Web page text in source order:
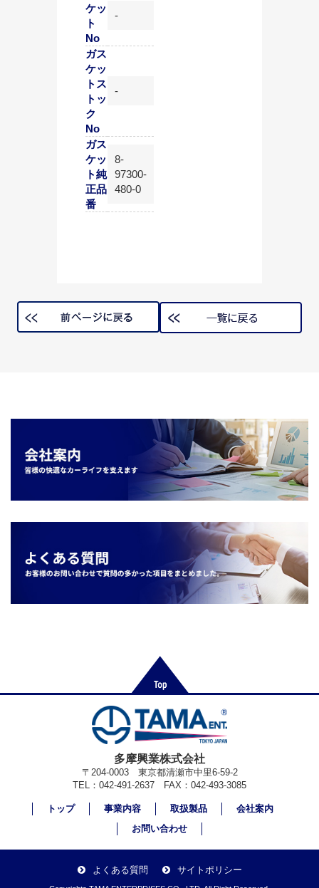
ケッ
ト
No
-
ガス
ケッ
トス
トッ
ク
No
-
ガス
ケッ
ト純
正品
番
8-
97300-
480-0
多摩興業株式会社
〒204-0003 東京都清瀬市中里6-59-2
TEL：042-491-2637 FAX：042-493-3085
トップ 事業内容 取扱製品
会社案内
お問い合わせ
よくある質問 サイトポリシー